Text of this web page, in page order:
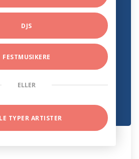
DJS
FESTMUSIKERE
ELLER
TYPER ARTISTER